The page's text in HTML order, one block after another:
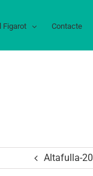
Figarot Contacte
Altafulla-